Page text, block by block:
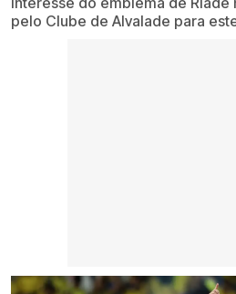
pelo Clube de Alvalade para